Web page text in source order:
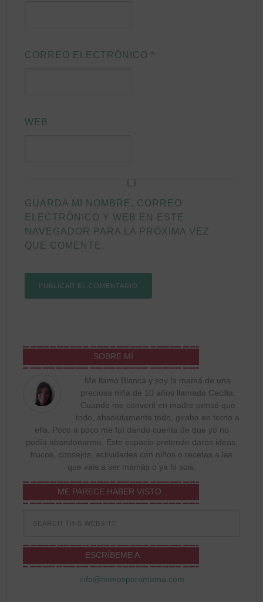
CORREO ELECTRÓNICO *
WEB
GUARDA MI NOMBRE, CORREO
ELECTRÓNICO Y WEB EN ESTE
NAVEGADOR PARA LA PRÓXIMA VEZ
QUE COMENTE.
SOBRE MÍ
Me llamo Blanca y soy la mamá de una
preciosa niña de 10 años llamada Cecilia.
Cuando me converti en madre pensé que
todo, absolutamente todo, giraba en torno a
ella. Poco a poco me fuí dando cuenta de que yo no
podía abandonarme. Este espacio pretende daros ideas,
trucos, consejos, actividades con niños o recetas a las
que vais a ser mamás o ya lo sois.
ME PARECE HABER VISTO…
ESCRÍBEME A:
info@mimosparamama.com